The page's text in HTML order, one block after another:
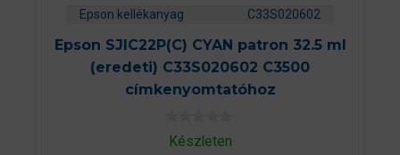
Epson kellékanyag C33S020602
Epson SJIC22P(C) CYAN patron 32.5 ml
(eredeti) C33S020602 C3500
címkenyomtatóhoz
0
aKészleten